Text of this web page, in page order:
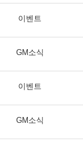
이벤트
GM소식
이벤트
GM소식